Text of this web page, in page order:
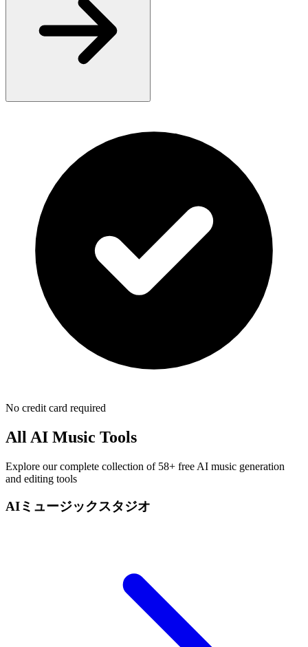
No credit card required
All AI Music Tools
Explore our complete collection of 58+ free AI music generation
and editing tools
AIミュージックスタジオ